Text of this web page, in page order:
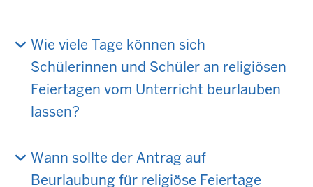
Wie viele Tage können sich
Schülerinnen und Schüler an religiösen
Feiertagen vom Unterricht beurlauben
lassen?
Wann sollte der Antrag auf
Beurlaubung für religiöse Feiertage